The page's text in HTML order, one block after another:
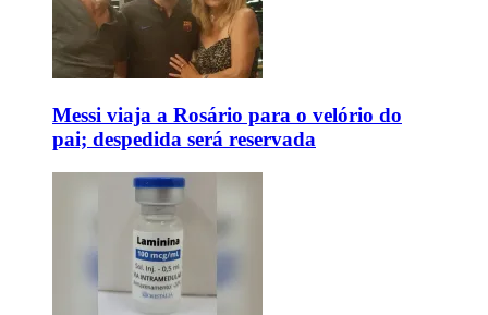
Messi viaja a Rosário para o velório do
pai; despedida será reservada